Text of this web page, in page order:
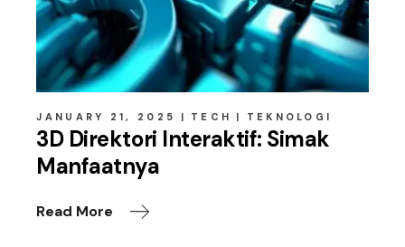
JANUARY 21, 2025 TECH TEKNOLOGI
3D Direktori Interaktif: Simak
Manfaatnya
Read More